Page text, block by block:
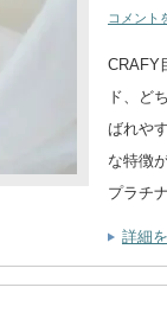
コメント
CRAFY
ド、ど
ばれや
な特徴
プラチ
詳細